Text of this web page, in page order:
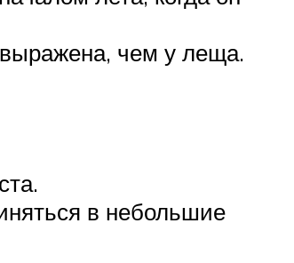
выражена, чем у леща.
в небольшие